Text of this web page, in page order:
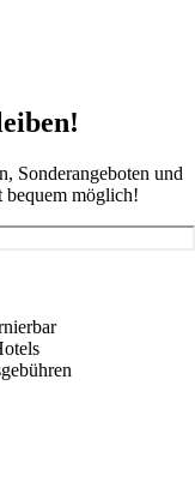
Sonderangeboten und
bequem möglich!